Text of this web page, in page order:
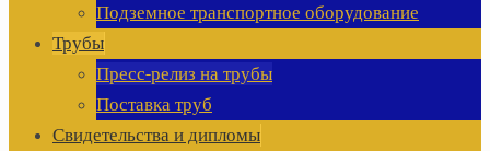
Подземное транспортное оборудование
Трубы
Пресс-релиз на трубы
Поставка труб
Свидетельства и дипломы